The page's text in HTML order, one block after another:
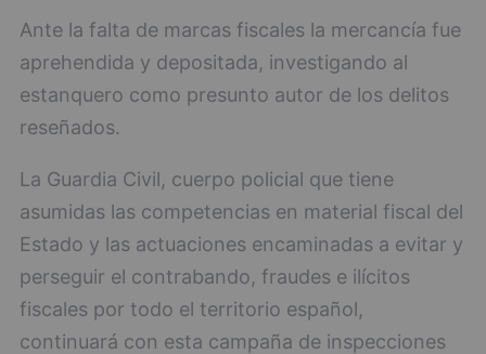
Ante la falta de marcas fiscales la mercancía fue
aprehendida y depositada, investigando al
estanquero como presunto autor de los delitos
reseñados.
La Guardia Civil, cuerpo policial que tiene
asumidas las competencias en material fiscal del
Estado y las actuaciones encaminadas a evitar y
perseguir el contrabando, fraudes e ilícitos
fiscales por todo el territorio español,
continuará con esta campaña de inspecciones